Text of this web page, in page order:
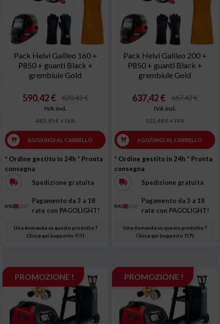
Pack Helvi Galileo 160 +
P850 + guanti Black +
grembiule Gold
590,42 € 620,42 €
IVA incl.
483,95 € + IVA
AGGIUNGI AL CARRELLO
* Ordine gestito in 24h * Pronta
consegna
Spedizione gratuita
Pagamento da 3 a 18
rate con PAGOLIGHT!
Una domanda su questo prodotto ?
Clicca qui (supporto 7/7)
Pack Helvi Galileo 200 +
P850 + guanti Black +
grembiule Gold
637,42 € 667,42 €
IVA incl.
522,48 € + IVA
AGGIUNGI AL CARRELLO
* Ordine gestito in 24h * Pronta
consegna
Spedizione gratuita
Pagamento da 3 a 18
rate con PAGOLIGHT!
Una domanda su questo prodotto ?
Clicca qui (supporto 7/7)
PROMOZIONE ! PROMOZIONE !